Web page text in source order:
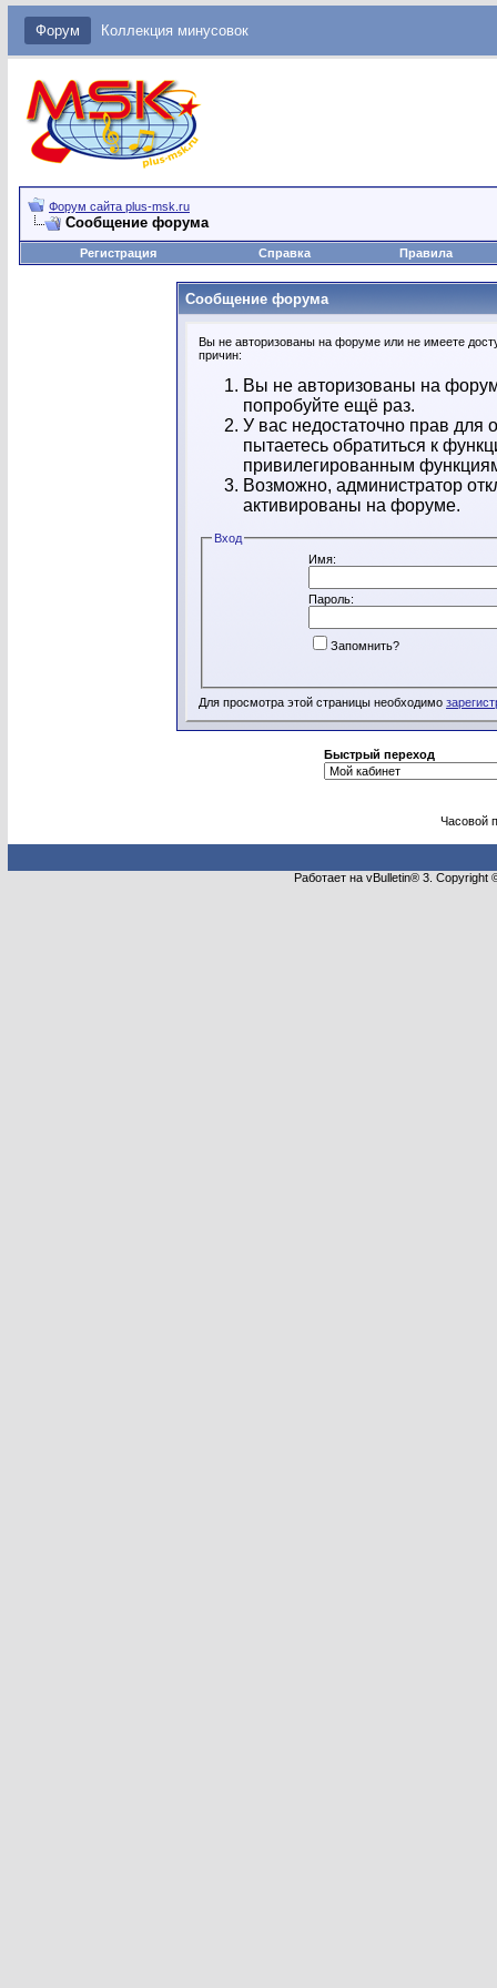
Форум Коллекция минусовок
Форум сайта plus-msk.ru
Сообщение форума
Регистрация Справка Правила
Сообщение форума
Вы не авторизованы на форуме или не имеете
причин:
Вы не авторизованы на
попробуйте ещё раз.
У вас недостаточно прав
пытаетесь обратиться к
привилегированным
Возможно, администратор
активированы на форуме.
Вход
Имя:
Пароль:
Запомнить?
Для просмотра этой страницы необходимо
Быстрый переход
Часовой
Работает на vBulletin® 3.